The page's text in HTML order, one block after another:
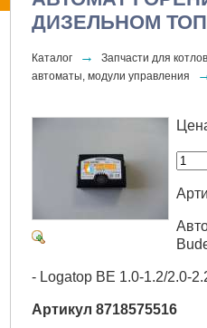
ДИЗЕЛЬНОМ
Каталог →
Запчасти для
автоматы, модули управления
- Logatop BE 1.0-1.2/2.0-
Артикул 8718575516